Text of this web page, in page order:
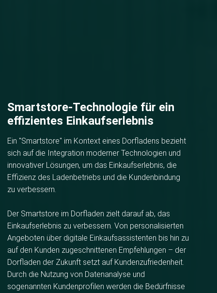
Smartstore-Technologie für ein
effizientes Einkaufserlebnis
Ein "Smartstore" im Kontext eines Dorfladens bezieht
sich auf die Integration moderner Technologien und
innovativer Lösungen, um das Einkaufserlebnis, die
Effizienz des Ladenbetriebs und die Kundenbindung
zu verbessern.
Der Smartstore im Dorfladen zielt darauf ab, das
Einkaufserlebnis zu verbessern. Von personalisierten
Angeboten über digitale Einkaufsassistenten bis hin zu
auf den Kunden zugeschnittenen Empfehlungen – der
Dorfladen der Zukunft setzt auf Kundenzufriedenheit.
Durch die Nutzung von Datenanalyse und
sogenannten Kundenprofilen werden die Bedürfnisse